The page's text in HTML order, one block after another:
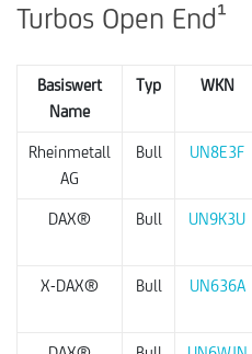
Turbos Open End¹
Basiswert
Name
Typ WKN
Rheinmetall
AG
Bull UN8E3F
DAX® Bull UN9K3U
X-DAX® Bull UN636A